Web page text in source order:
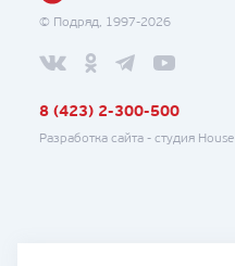
© Подряд, 1997-2026
8 (423) 2-300-500
Разработка сайта - студия House